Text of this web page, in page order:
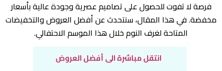
فرصة لا تفوت للحصول على تصاميم عصرية وجودة عالية بأسعار
مخفضة. في هذا المقال، سنتحدث عن أفضل العروض والتخفيضات
المتاحة لغرف النوم خلال هذا الموسم الاحتفالي.
انتقل مباشرة الى أفضل العروض